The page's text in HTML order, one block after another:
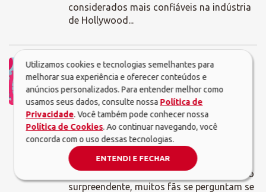
Utilizamos cookies e tecnologias semelhantes para
melhorar sua experiência e oferecer conteúdos e
anúncios personalizados. Para entender melhor como
usamos seus dados, consulte nossa Política de
Privacidade. Você também pode conhecer nossa
Política de Cookies. Ao continuar navegando, você
concorda com o uso dessas tecnologias.
ENTENDI E FECHAR
considerados mais confiáveis na indústria
de Hollywood...
Greta Gerwig descarta sequência de
Barbie: "Tô fora"
(26/07/2023)
No auge do sucesso nas bilheterias
mundiais, o filme Barbie se tornou um
fenômeno do verão cinematográfico,
arrecadando impressionantes US$ 337
milhões, o dobro do seu orçamento, em
apenas alguns dias. Com esse desempenho
surpreendente, muitos fãs se perguntam se